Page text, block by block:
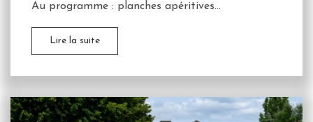
Au programme : planches apéritives...
Lire la suite